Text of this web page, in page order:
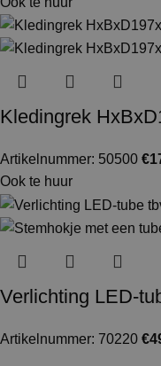
Kledingrek
Artikelnummer: 50500 €
Ook te huur
Verlichting LED-
Artikelnummer: 70220 €